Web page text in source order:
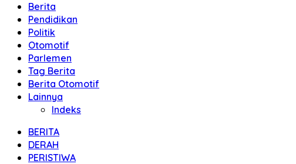
Berita
Pendidikan
Politik
Otomotif
Parlemen
Tag Berita
Berita Otomotif
Lainnya
Indeks
BERITA
DERAH
PERISTIWA